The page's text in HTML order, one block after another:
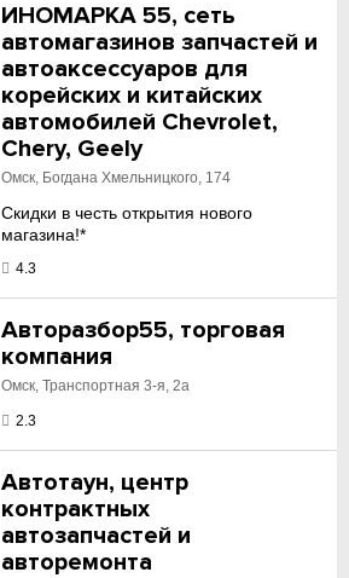
ИНОМАРКА 55, сеть
автомагазинов запчастей и
автоаксессуаров для
корейских и китайских
автомобилей Chevrolet,
Chery, Geely
Омск, Богдана Хмельницкого, 174
Скидки в честь открытия нового
магазина!*
4.3
Авторазбор55, торговая
компания
Омск, Транспортная 3-я, 2а
2.3
Автотаун, центр
контрактных
автозапчастей и
авторемонта